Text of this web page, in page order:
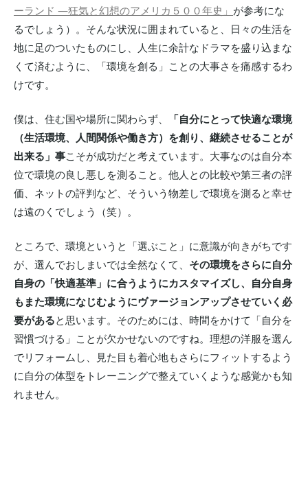
ーランド ―狂気と幻想のアメリカ５００年史」 が参考にな
るでしょう）。そんな状況に囲まれていると、日々の生活を
地に足のついたものにし、人生に余計なドラマを盛り込まな
くて済むように、「環境を創る」ことの大事さを痛感するわ
けです。
僕は、住む国や場所に関わらず、
「自分にとって快適な環境
（生活環境、人間関係や働き方）を創り、継続させることが
出来る」事こそが成功だと考えています。大事なのは自分本
位で環境の良し悪しを測ること。他人との比較や第三者の評
価、ネットの評判など、そういう物差しで環境を測ると幸せ
は遠のくでしょう（笑）。
ところで、環境というと「選ぶこと」に意識が向きがちです
が、選んでおしまいでは全然なくて、 その環境をさらに自分
自身の「快適基準」に合うようにカスタマイズし、自分自身
もまた環境になじむようにヴァージョンアップさせていく必
要があると思います。そのためには、時間をかけて「自分を
習慣づける」ことが欠かせないのですね。理想の洋服を選ん
でリフォームし、見た目も着心地もさらにフィットするよう
に自分の体型をトレーニングで整えていくような感覚かも知
れません。